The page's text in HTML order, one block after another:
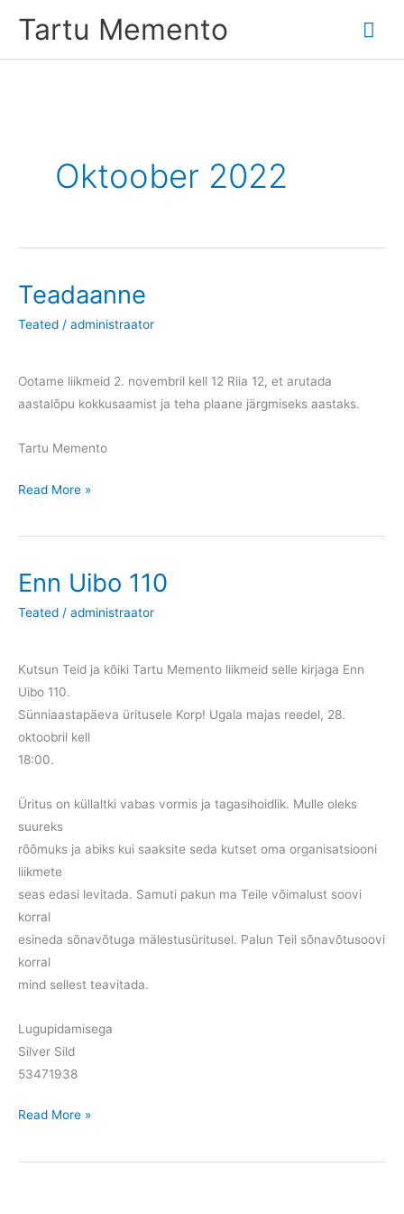
Tartu Memento
Oktoober 2022
Teadaanne
Teated / administraator
Ootame liikmeid 2. novembril kell 12 Riia 12, et arutada
aastalõpu kokkusaamist ja teha plaane järgmiseks aastaks.
Tartu Memento
Teadaanne
Read More »
Enn Uibo 110
Teated / administraator
Kutsun Teid ja kõiki Tartu Memento liikmeid selle kirjaga Enn
Uibo 110.
Sünniaastapäeva üritusele Korp! Ugala majas reedel, 28.
oktoobril kell
18:00.
Üritus on küllaltki vabas vormis ja tagasihoidlik. Mulle oleks
suureks
rõõmuks ja abiks kui saaksite seda kutset oma organisatsiooni
liikmete
seas edasi levitada. Samuti pakun ma Teile võimalust soovi
korral
esineda sõnavõtuga mälestusüritusel. Palun Teil sõnavõtusoovi
korral
mind sellest teavitada.
Lugupidamisega
Silver Sild
53471938
Enn
110
Read More »